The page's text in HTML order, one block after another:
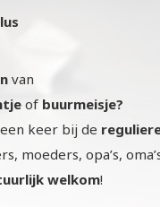
van
of buurmeisje?
een keer bij de
moeders, opa’s,
welkom!